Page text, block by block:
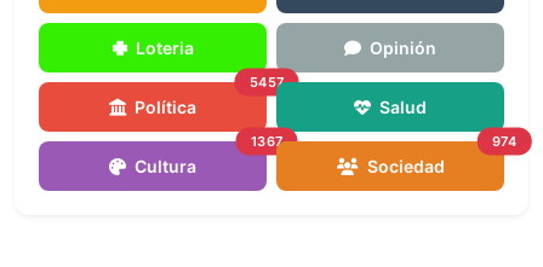
Loteria Opinión
Política
5457
Salud
Cultura
1367
Sociedad
974